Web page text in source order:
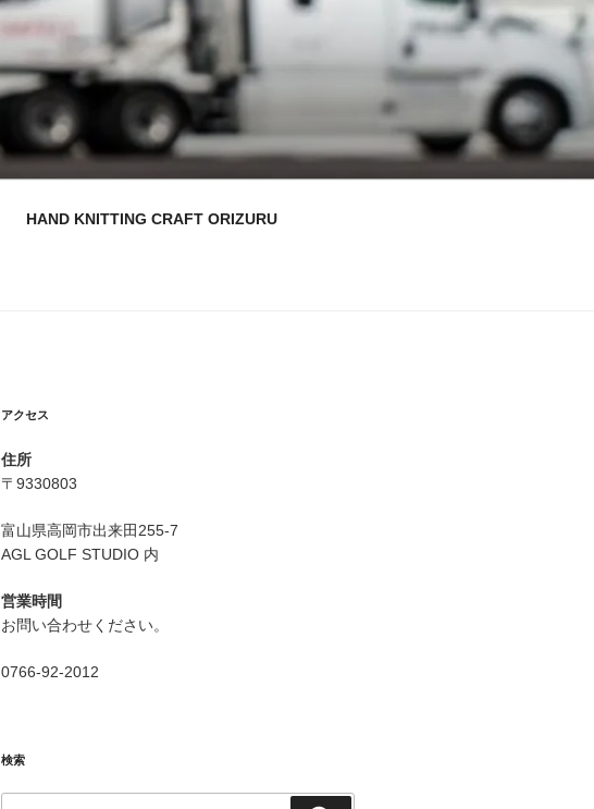
HAND KNITTING CRAFT ORIZURU
アクセス
住所
〒9330803
富山県高岡市出来田255-7
AGL GOLF STUDIO 内
営業時間
お問い合わせください。
0766-92-2012
検索